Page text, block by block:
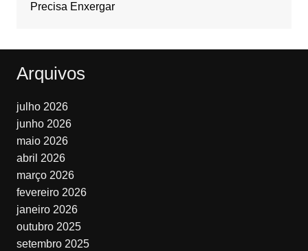
Precisa Enxergar
Arquivos
julho 2026
junho 2026
maio 2026
abril 2026
março 2026
fevereiro 2026
janeiro 2026
outubro 2025
setembro 2025